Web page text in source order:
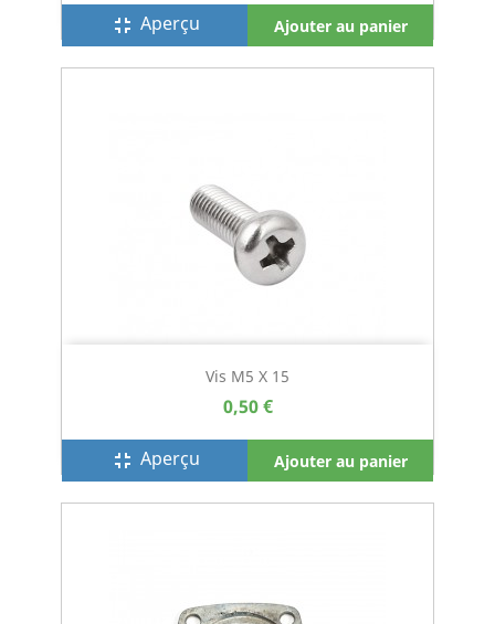
fullscreen_exit Aperçu Ajouter au panier
Vis M5 X 15
0,50 €
fullscreen_exit Aperçu Ajouter au panier